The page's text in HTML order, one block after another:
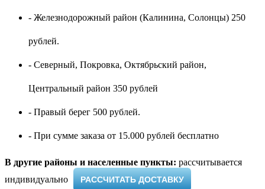
- Железнодорожный район (Калинина, Солонцы) 250
рублей.
- Северный, Покровка, Октябрьский район,
Центральный район 350 рублей
- Правый берег 500 рублей.
- При сумме заказа от 15.000 рублей бесплатно
В другие районы и населенные пункты: рассчитывается
индивидуально ​
РАССЧИТАТЬ ДОСТАВКУ